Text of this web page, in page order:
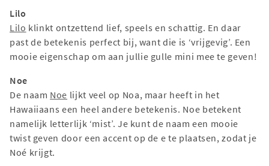
Lilo
Lilo klinkt ontzettend lief, speels en schattig. En daar
past de betekenis perfect bij, want die is ‘vrijgevig’. Een
mooie eigenschap om aan jullie gulle mini mee te geven!
Noe
De naam Noe lijkt veel op Noa, maar heeft in het
Hawaiiaans een heel andere betekenis. Noe betekent
namelijk letterlijk ‘mist’. Je kunt de naam een mooie
twist geven door een accent op de e te plaatsen, zodat je
Noé krijgt.